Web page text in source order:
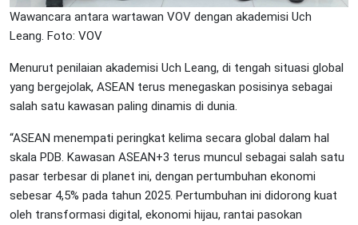
Wawancara antara wartawan VOV dengan akademisi Uch
Leang. Foto: VOV
Menurut penilaian akademisi Uch Leang, di tengah situasi global
yang bergejolak, ASEAN terus menegaskan posisinya sebagai
salah satu kawasan paling dinamis di dunia.
“ASEAN menempati peringkat kelima secara global dalam hal
skala PDB. Kawasan ASEAN+3 terus muncul sebagai salah satu
pasar terbesar di planet ini, dengan pertumbuhan ekonomi
sebesar 4,5% pada tahun 2025. Pertumbuhan ini didorong kuat
oleh transformasi digital, ekonomi hijau, rantai pasokan